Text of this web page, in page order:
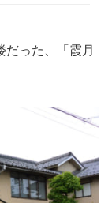
だった、「霞月